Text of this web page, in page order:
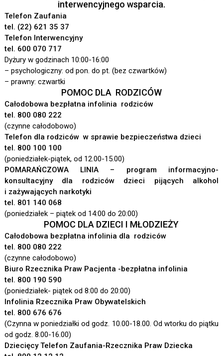
interwencyjnego wsparcia.
Telefon Zaufania
tel. (22) 621 35 37
Telefon Interwencyjny
tel. 600 070 717
Dyżury w godzinach 10:00-16:00
– psychologiczny: od pon. do pt. (bez czwartków)
– prawny: czwartki
POMOC DLA RODZICÓW
Całodobowa bezpłatna infolinia rodziców
tel. 800 080 222
(czynne całodobowo)
Telefon dla rodziców w sprawie bezpieczeństwa dzieci
tel. 800 100 100
(poniedziałek-piątek, od 12.00-15.00)
POMARAŃCZOWA LINIA – program informacyjno-
konsultacyjny dla rodziców dzieci pijących alkohol
i zażywających narkotyki
tel. 801 140 068
(poniedziałek – piątek od 14:00 do 20:00)
POMOC DLA DZIECI I MŁODZIEŻY
Całodobowa bezpłatna infolinia dla rodziców
tel. 800 080 222
(czynne całodobowo)
Biuro Rzecznika Praw Pacjenta -bezpłatna infolinia
tel. 800 190 590
(poniedziałek- piątek od 8:00 do 20:00)
Infolinia Rzecznika Praw Obywatelskich
tel. 800 676 676
(Czynna w poniedziałki od godz. 10.00-18.00. Od wtorku do piątku
od godz. 8.00-16.00)
Dziecięcy Telefon Zaufania-Rzecznika Praw Dziecka